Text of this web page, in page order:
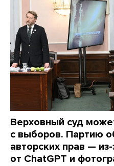
Верховный суд
с выборов. Партию
авторских прав —
от ChatGPT и